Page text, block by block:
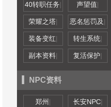
40转职任务| 声望值|
荣耀之塔| 恶名惩罚及|
装备变红| 转生系统|
副本资料| 复活保护|
NPC资料
郑州 | 长安NPC|